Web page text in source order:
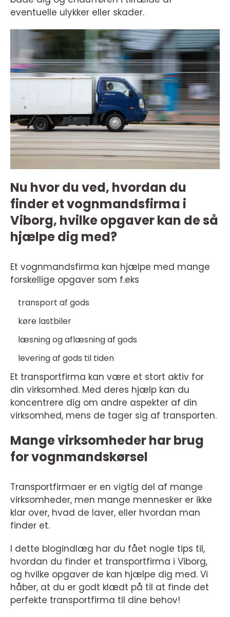
eventuelle ulykker eller skader.
Nu hvor du ved, hvordan du
finder et vognmandsfirma i
Viborg, hvilke opgaver kan de så
hjælpe dig med?
Et vognmandsfirma kan hjælpe med mange
forskellige opgaver som f.eks
transport af gods
køre lastbiler
læsning og aflæsning af gods
levering af gods til tiden
Et transportfirma kan være et stort aktiv for
din virksomhed. Med deres hjælp kan du
koncentrere dig om andre aspekter af din
virksomhed, mens de tager sig af transporten.
Mange virksomheder har brug
for vognmandskørsel
Transportfirmaer er en vigtig del af mange
virksomheder, men mange mennesker er ikke
klar over, hvad de laver, eller hvordan man
finder et.
I dette blogindlæg har du fået nogle tips til,
hvordan du finder et transportfirma i Viborg,
og hvilke opgaver de kan hjælpe dig med. Vi
håber, at du er godt klædt på til at finde det
perfekte transportfirma til dine behov!